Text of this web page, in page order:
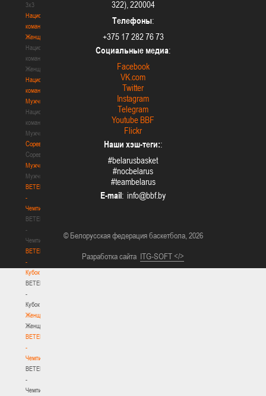
3х3
Национальная
команда.
Женщины
Национальная
команда.
Женщины
Национальная
команда.
Мужчины
Национальная
команда.
Мужчины
Соревнования
Соревнования
Мужчины
Мужчины
BETERA
-
Чемпионат
BETERA
-
Чемпионат
BETERA
-
Кубок
BETERA
-
Кубок
Женщины
Женщины
BETERA
-
Чемпионат
BETERA
-
Чемпионат
322), 220004
Телефоны:
+375 17 282 76 73
Социальные медиа:
Facebook
VK.com
Twitter
Instagram
Telegram
Youtube BBF
Flickr
Наши хэш-теги::
#belarusbasket
#nocbelarus
#teambelarus
E-mail:
© Белорусская федерация баскетбола, 2026
Разработка сайта ITG-SOFT </>